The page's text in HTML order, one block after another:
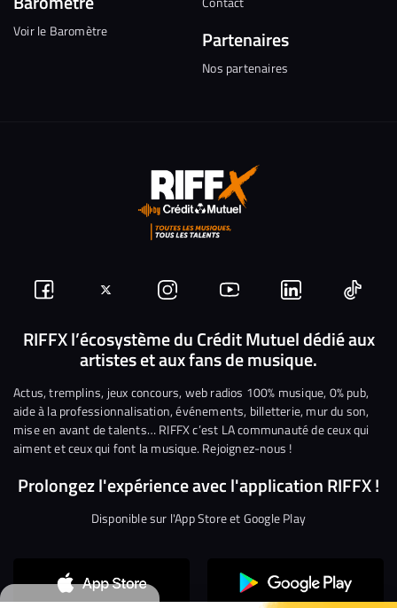
Continuer sans accepter
Voir le Baromètre Partenaires
Nos partenaires
Suivez-
nous
Facebook
Suivez-
nous
sur
Twitter
Nous
rejoindre
sur
Instagram
Nous
rejoindre
sur
YouTube
Nous
rejoindre
sur
Linkedin
Nous
RIFFX l’écosystème du Crédit Mutuel dédié aux
artistes et aux fans de musique.
Actus, tremplins, jeux concours, web radios 100% musique, 0% pub,
aide à la professionnalisation, événements, billetterie, mur du son,
mise en avant de talents… RIFFX c’est LA communauté de ceux qui
aiment et ceux qui font la musique. Rejoignez-nous !
Prolongez l'expérience avec l'application RIFFX !
Disponible sur l'App Store et Google Play